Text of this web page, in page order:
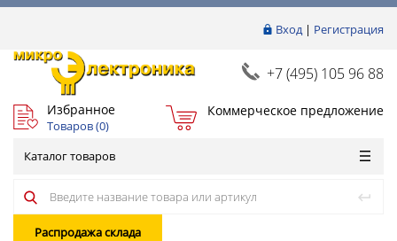
Вход| Регистрация
+7 (495) 105 96 88
Избранное
Товаров (0)
Коммерческое предложение
Каталог товаров
Распродажа склада